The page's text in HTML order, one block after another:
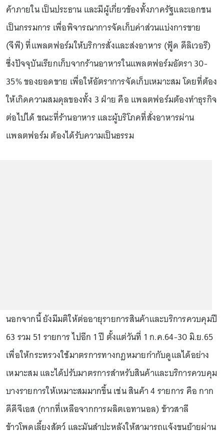
ค้าภายใน เป็นประธาน และมีผู้เกี่ยวข้องทั้งภาครัฐและเอกชน
เป็นกรรมการ เพื่อพิจารณาการจัดเก็บค่าส่วนแบ่งการขาย
(จีพี) ที่แพลตฟอร์มให้บริการสั่งและส่งอาหาร (ฟู้ด ดีลิเวอรี)
ซึ่งปัจจุบันเรียกเก็บจากร้านอาหารในแพลตฟอร์มอัตรา 30-
35% ของยอดขาย เพื่อให้อัตราการจัดเก็บเหมาะสม โดยที่ต้อง
ให้เกิดความสมดุลของทั้ง 3 ฝ่าย คือ แพลตฟอร์มต้องทำธุรกิจ
ต่อไปได้ ขณะที่ร้านอาหาร และผู้บริโภคที่สั่งอาหารผ่าน
แพลตฟอร์ม ต้องได้รับความเป็นธรรม
นอกจากนี้ ยังมีมติให้ต่ออายุรายการสินค้าและบริการควบคุมปี
63 รวม 51 รายการ ไปอีก 1 ปี ตั้งแต่วันที่ 1 ก.ค.64-30 มิ.ย.65
เพื่อให้กระทรวงใช้มาตรการทางกฎหมายกำกับดูแลได้อย่าง
เหมาะสม และได้ปรับมาตรการสำหรับสินค้าและบริการควบคุม
บางรายการให้เหมาะสมมากขึ้น เช่น สินค้า 4 รายการ คือ กาก
ดีดีจีเอส (กากที่เหลือจากการผลิตเอทานอล) ข้าวสาลี
ข้าวโพดเลี้ยงสัตว์ และมันสำปะหลังให้สามารถแจ้งขนย้ายผ่าน